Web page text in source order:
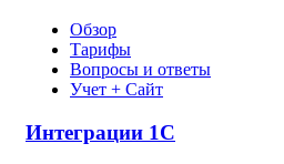
Обзор
Тарифы
Вопросы и ответы
Учет + Сайт
Интеграции 1С